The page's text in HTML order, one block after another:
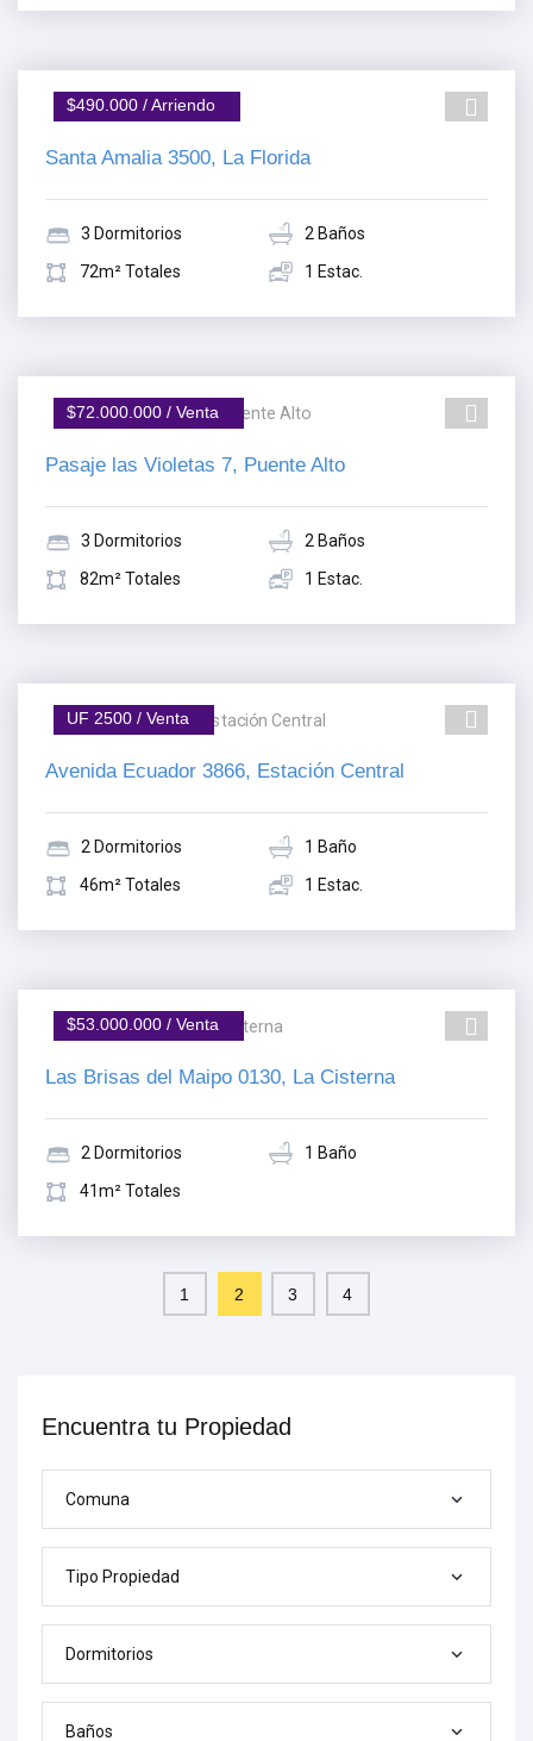
$490.000 / Arriendo
Santa Amalia 3500, La Florida
3 Dormitorios
2 Baños
72m² Totales
1 Estac.
$72.000.000 / Venta
Pasaje las Violetas 7, Puente Alto
3 Dormitorios
2 Baños
82m² Totales
1 Estac.
UF 2500 / Venta
Avenida Ecuador 3866, Estación Central
2 Dormitorios
1 Baño
46m² Totales
1 Estac.
$53.000.000 / Venta
Las Brisas del Maipo 0130, La Cisterna
2 Dormitorios
1 Baño
41m² Totales
1 2 3 4
Encuentra tu Propiedad
Comuna
Tipo Propiedad
Dormitorios
Baños